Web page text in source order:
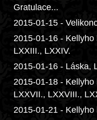
Gratulace...
2015-01-15 -
2015-01-16 -
LXXIII., LXXIV.
2015-01-16 - Láska,
2015-01-18 - Kellyho
LXXVII., LXXVIII.,
2015-01-21 -